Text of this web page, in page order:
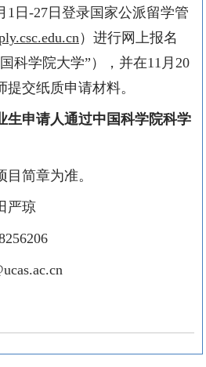
1 日-27日登录国家公派留学管
）进行网上报名
科学院大学”），并在11 月 20
交纸质申请材料。
生申请人通过中国科学院科学
简章为准。
严琼